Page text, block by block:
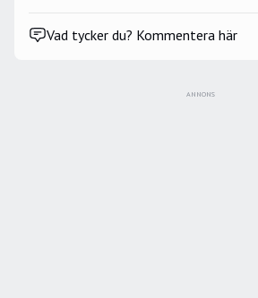
Vad tycker du? Kommentera här
ANNONS